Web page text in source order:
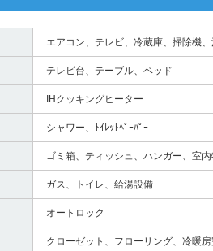
エアコン、テレビ、冷蔵庫、掃除機
テレビ台、テーブル、ベッド
IHクッキングヒーター
シャワー、ﾄｲﾚｯﾄﾍﾟｰﾊﾟｰ
ゴミ箱、ティッシュ、ハンガー、室内
ガス、トイレ、給湯設備
オートロック
クローゼット、フローリング、冷暖房